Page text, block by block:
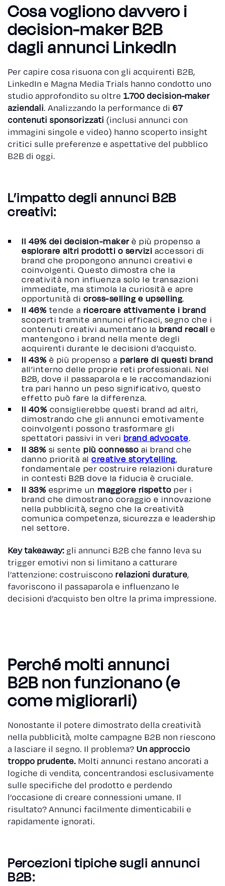
Cosa vogliono davvero i
decision-maker B2B
dagli annunci LinkedIn
Per capire cosa risuona con gli acquirenti B2B,
LinkedIn e Magna Media Trials hanno condotto uno
studio approfondito su oltre 1.700 decision-maker
aziendali. Analizzando la performance di 67
contenuti sponsorizzati (inclusi annunci con
immagini singole e video) hanno scoperto insight
critici sulle preferenze e aspettative del pubblico
B2B di oggi.
L’impatto degli annunci B2B
creativi:
Il 49% dei decision-maker è più propenso a
esplorare altri prodotti o servizi accessori di
brand che propongono annunci creativi e
coinvolgenti. Questo dimostra che la
creatività non influenza solo le transazioni
immediate, ma stimola la curiosità e apre
opportunità di cross-selling e upselling.
Il 46% tende a ricercare attivamente i brand
scoperti tramite annunci efficaci, segno che i
contenuti creativi aumentano labrand recall e
mantengono i brand nella mente degli
acquirenti durante le decisioni d’acquisto.
Il 43% è più propenso aparlare di questi brand
all’interno delle proprie reti professionali. Nel
B2B, dove il passaparola e le raccomandazioni
tra pari hanno un peso significativo, questo
effetto può fare la differenza.
Il 40% consiglierebbe questi brand ad altri,
dimostrando che gli annunci emotivamente
coinvolgenti possono trasformare gli
spettatori passivi in veri brand advocate.
Il 38% si sentepiù connesso ai brand che
danno priorità alcreative storytelling,
fondamentale per costruire relazioni durature
in contesti B2B dove la fiducia è cruciale.
Il 33% esprime unmaggiore rispetto per i
brand che dimostrano coraggio e innovazione
nella pubblicità, segno che la creatività
comunica competenza, sicurezza e leadership
nel settore.
Key takeaway: gli annunci B2B che fanno leva su
trigger emotivi non si limitano a catturare
l’attenzione: costruiscono relazioni durature,
favoriscono il passaparola e influenzano le
decisioni d’acquisto ben oltre la prima impressione.
Perché molti annunci
B2B non funzionano (e
come migliorarli)
Nonostante il potere dimostrato della creatività
nella pubblicità, molte campagne B2B non riescono
a lasciare il segno. Il problema? Un approccio
troppo prudente. Molti annunci restano ancorati a
logiche di vendita, concentrandosi esclusivamente
sulle specifiche del prodotto e perdendo
l’occasione di creare connessioni umane. Il
risultato? Annunci facilmente dimenticabili e
rapidamente ignorati.
Percezioni tipiche sugli annunci
B2B: